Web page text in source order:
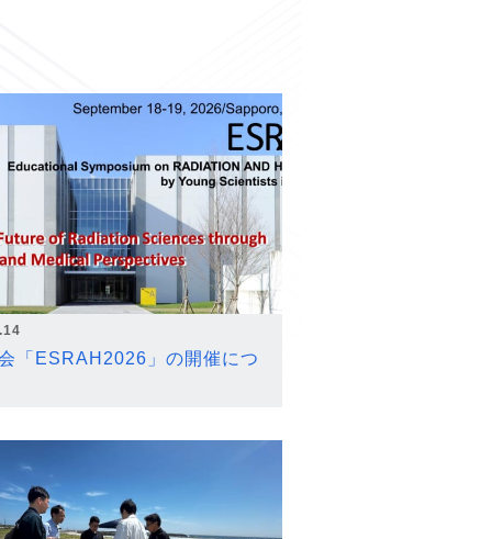
「ESRAH2026」の開催につ